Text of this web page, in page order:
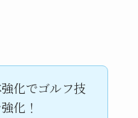
化でゴルフ技
化！